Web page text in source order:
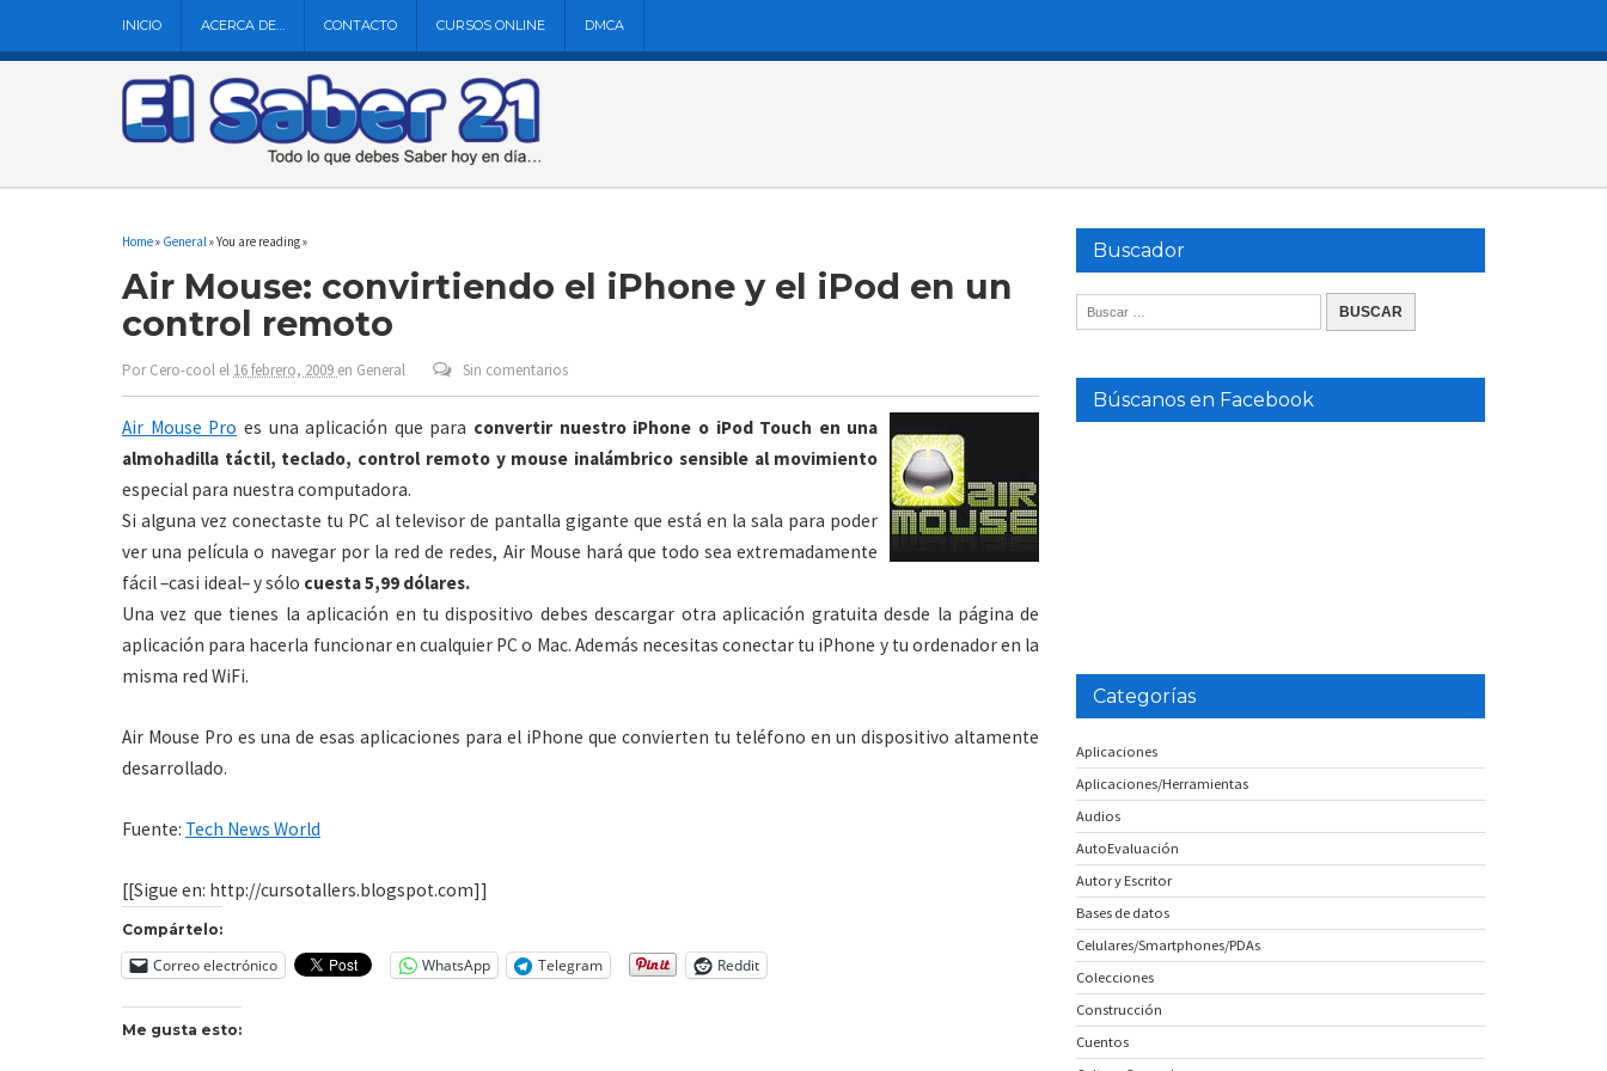
INICIO ACERCA DE… CONTACTO CURSOS ONLINE DMCA
Home» General» You are reading »
Air Mouse: convirtiendo el iPhone y el iPod en un
control remoto
PorCero-cool el 16 febrero, 2009 en General Sin comentarios
Air Mouse Pro es una aplicación que para convertir nuestro iPhone o iPod Touch en una
almohadilla táctil, teclado, control remoto y mouse inalámbrico sensible al movimiento
especial para nuestra computadora.
Si alguna vez conectaste tu PC al televisor de pantalla gigante que está en la sala para poder
ver una película o navegar por la red de redes, Air Mouse hará que todo sea extremadamente
fácil –casi ideal– y sólo cuesta 5,99 dólares.
Una vez que tienes la aplicación en tu dispositivo debes descargar otra aplicación gratuita desde la página de
aplicación para hacerla funcionar en cualquier PC o Mac. Además necesitas conectar tu iPhone y tu ordenador en la
misma red WiFi.
Air Mouse Pro es una de esas aplicaciones para el iPhone que convierten tu teléfono en un dispositivo altamente
desarrollado.
Fuente: Tech News World
[[Sigue en: http://cursotallers.blogspot.com]]
Compártelo:
Correo electrónico WhatsApp Telegram Reddit
Me gusta esto:
Buscador
Búscanos en Facebook
Categorías
Aplicaciones
Aplicaciones/Herramientas
Audios
AutoEvaluación
Autor y Escritor
Bases de datos
Celulares/Smartphones/PDAs
Colecciones
Construcción
Cuentos